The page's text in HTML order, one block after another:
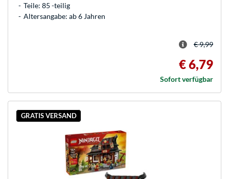
Teile: 85 -teilig
Altersangabe: ab 6 Jahren
€ 9,99
€ 6,79
Sofort verfügbar
GRATIS VERSAND